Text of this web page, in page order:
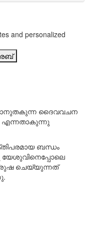
and personalized
ദൈവവചന
എന്നതാകുന്നു
ബന്ധം
ചെയ്യുന്നത്